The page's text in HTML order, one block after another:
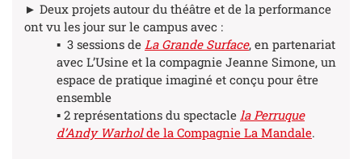
► Deux projets autour du théâtre et de la performance
ont vu les jour sur le campus avec :
▪ 3 sessions de La Grande Surface, en partenariat
avec L’Usine et la compagnie Jeanne Simone, un
espace de pratique imaginé et conçu pour être
ensemble
▪ 2 représentations du spectacle la Perruque
d’Andy Warholde la Compagnie La Mandale.